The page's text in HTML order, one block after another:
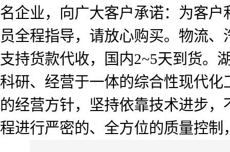
名企业，向广大客户承诺：为客
员全程指导，请放心购买。物流
支持货款代收，国内2~5天到货。
科研、经营于一体的综合性现代
的经营方针，坚持依靠技术进步
程进行严密的、全方位的质量控